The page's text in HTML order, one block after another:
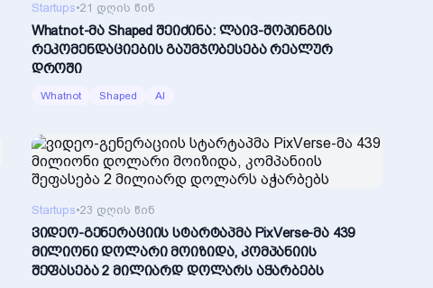
Startups•21 დღის წინ
Whatnot-მა Shaped შეიძინა: ლაივ-შოპინგის
რეკომენდაციების გაუმჯობესება რეალურ
დროში
Whatnot Shaped AI
Startups•23 დღის წინ
ვიდეო-გენერაციის სტარტაპმა PixVerse-მა 439
მილიონი დოლარი მოიზიდა, კომპანიის
შეფასება 2 მილიარდ დოლარს აჭარბებს